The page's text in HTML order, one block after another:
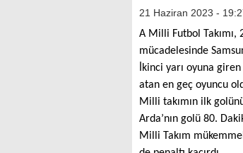
21 Haziran 2023 -
A Milli Futbol Takımı,
mücadelesinde
İkinci yarı oyuna
atan en geç oyuncu
Milli takımın ilk
Arda’nın golü 80.
Milli Takım